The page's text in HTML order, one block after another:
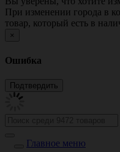
При изменении города в
товар, который есть в
×
Ошибка
Главное меню